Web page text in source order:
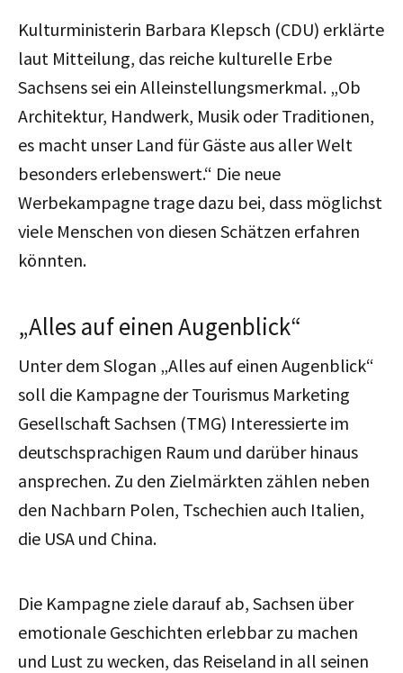
Kulturministerin Barbara Klepsch (CDU) erklärte
laut Mitteilung, das reiche kulturelle Erbe
Sachsens sei ein Alleinstellungsmerkmal. „Ob
Architektur, Handwerk, Musik oder Traditionen,
es macht unser Land für Gäste aus aller Welt
besonders erlebenswert.“ Die neue
Werbekampagne trage dazu bei, dass möglichst
viele Menschen von diesen Schätzen erfahren
könnten.
„Alles auf einen Augenblick“
Unter dem Slogan „Alles auf einen Augenblick“
soll die Kampagne der Tourismus Marketing
Gesellschaft Sachsen (TMG) Interessierte im
deutschsprachigen Raum und darüber hinaus
ansprechen. Zu den Zielmärkten zählen neben
den Nachbarn Polen, Tschechien auch Italien,
die USA und China.
Die Kampagne ziele darauf ab, Sachsen über
emotionale Geschichten erlebbar zu machen
und Lust zu wecken, das Reiseland in all seinen